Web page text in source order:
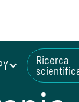
Ricerca